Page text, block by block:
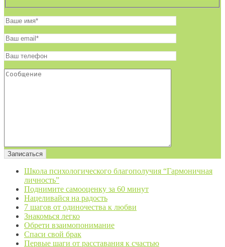
Школа психологического благополучия “Гармоничная
личность”
Поднимите самооценку за 60 минут
Нацеливайся на радость
7 шагов от одиночества к любви
Знакомься легко
Обрети взаимопонимание
Спаси свой брак
Первые шаги от расставания к счастью